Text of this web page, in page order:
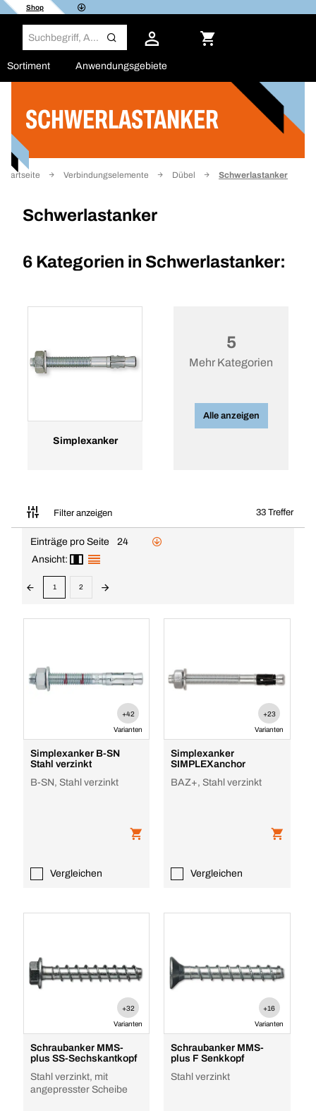
Shop
Sortiment Anwendungsgebiete
SCHWERLASTANKER
Startseite Verbindungselemente Dübel Schwerlastanker
Schwerlastanker
6 Kategorien in Schwerlastanker:
Simplexanker
5
Mehr Kategorien
Alle anzeigen
Filter anzeigen 33 Treffer
Filter
Einträge pro Seite
24
Ansicht:
1 2
+42
Varianten
Simplexanker B-SN
Stahl verzinkt
B-SN, Stahl verzinkt
Vergleichen
+23
Varianten
Simplexanker
SIMPLEXanchor
BAZ+, Stahl verzinkt
Vergleichen
+32
Varianten
Schraubanker MMS-
plus SS-Sechskantkopf
Stahl verzinkt, mit
angepresster Scheibe
+16
Varianten
Schraubanker MMS-
plus F Senkkopf
Stahl verzinkt